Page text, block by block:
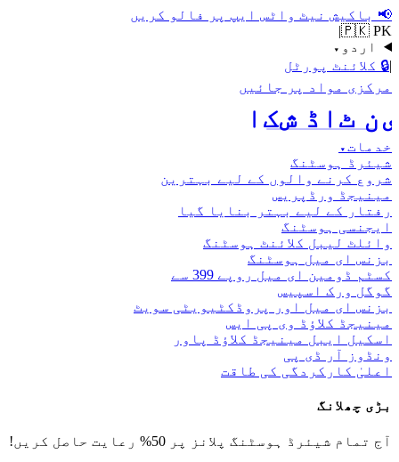
📢 باکیش نیٹ واٹس ایپ پر فالو کریں
🇵🇰 PK
|
اردو ▾
|
🔒 کلائنٹ پورٹل
مرکزی مواد پر جائیں
ڈاٹ نیٹ
خدمات▾
شیئرڈ ہوسٹنگ
شروع کرنے والوں کے لیے بہترین
مینیجڈ ورڈپریس
رفتار کے لیے بہتر بنایا گیا
ایجنسی ہوسٹنگ
وائلٹ لیبل کلائنٹ ہوسٹنگ
بزنس ای میل ہوسٹنگ
کسٹم ڈومین ای میل روپے 399 سے
گوگل ورک اسپیس
بزنس ای میل اور پروڈکٹیویٹی سویٹ
مینیجڈ کلاؤڈ وی پی ایس
اسکیل ایبل مینیجڈ کلاؤڈ پاور
ونڈوز آر ڈی پی
اعلیٰ کارکردگی کی طاقت
بڑی چھلانگ
آج تمام شیئرڈ ہوسٹنگ پلانز پر 50% رعایت حاصل کریں!